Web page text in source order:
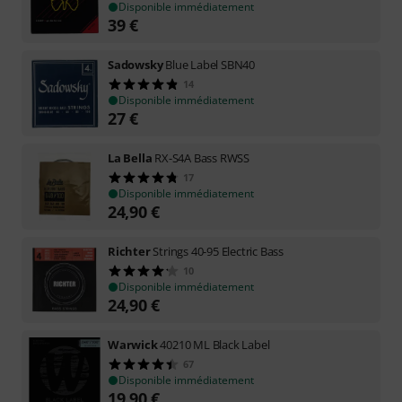
Disponible immédiatement
39€
SadowskyBlue Label SBN40
14
Disponible immédiatement
27€
La Bella RX-S4A Bass RWSS
17
Disponible immédiatement
24,90€
RichterStrings 40-95 Electric Bass
10
Disponible immédiatement
24,90€
Warwick40210 ML Black Label
67
Disponible immédiatement